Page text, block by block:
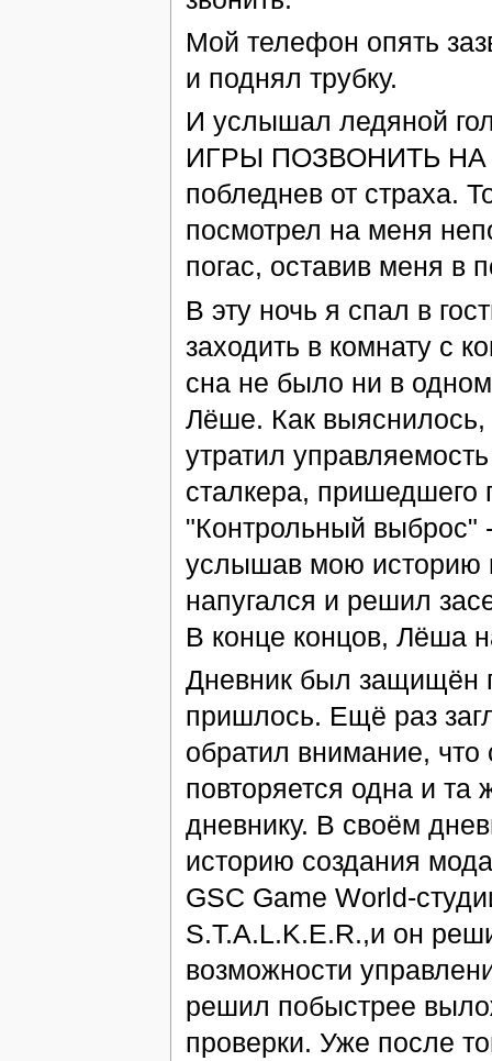
Мой телефон опять
и поднял трубку.
И услышал ледяной
ИГРЫ ПОЗВОНИТЬ НА
побледнев от страха.
посмотрел на меня
погас, оставив меня в
В эту ночь я спал в
заходить в комнату с
сна не было ни в
Лёше. Как выяснилось,
утратил
сталкера, пришедшего
"Контрольный выброс"
услышав мою историю
напугался и решил
В конце концов, Лёша
Дневник был защищён
пришлось. Ещё раз
обратил внимание,
повторяется одна и
дневнику. В своём
историю создания
GSC Game World-
S.T.A.L.K.E.R.,и он
возможности
решил побыстрее
проверки. Уже после